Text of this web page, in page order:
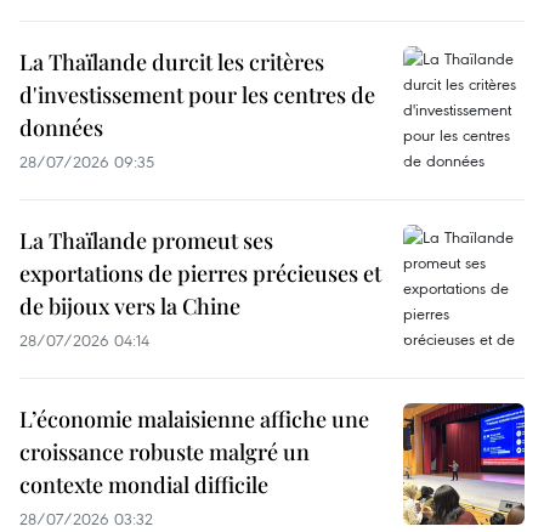
La Thaïlande durcit les critères
d'investissement pour les centres de
données
28/07/2026 09:35
La Thaïlande promeut ses
exportations de pierres précieuses et
de bijoux vers la Chine
28/07/2026 04:14
L’économie malaisienne affiche une
croissance robuste malgré un
contexte mondial difficile
28/07/2026 03:32